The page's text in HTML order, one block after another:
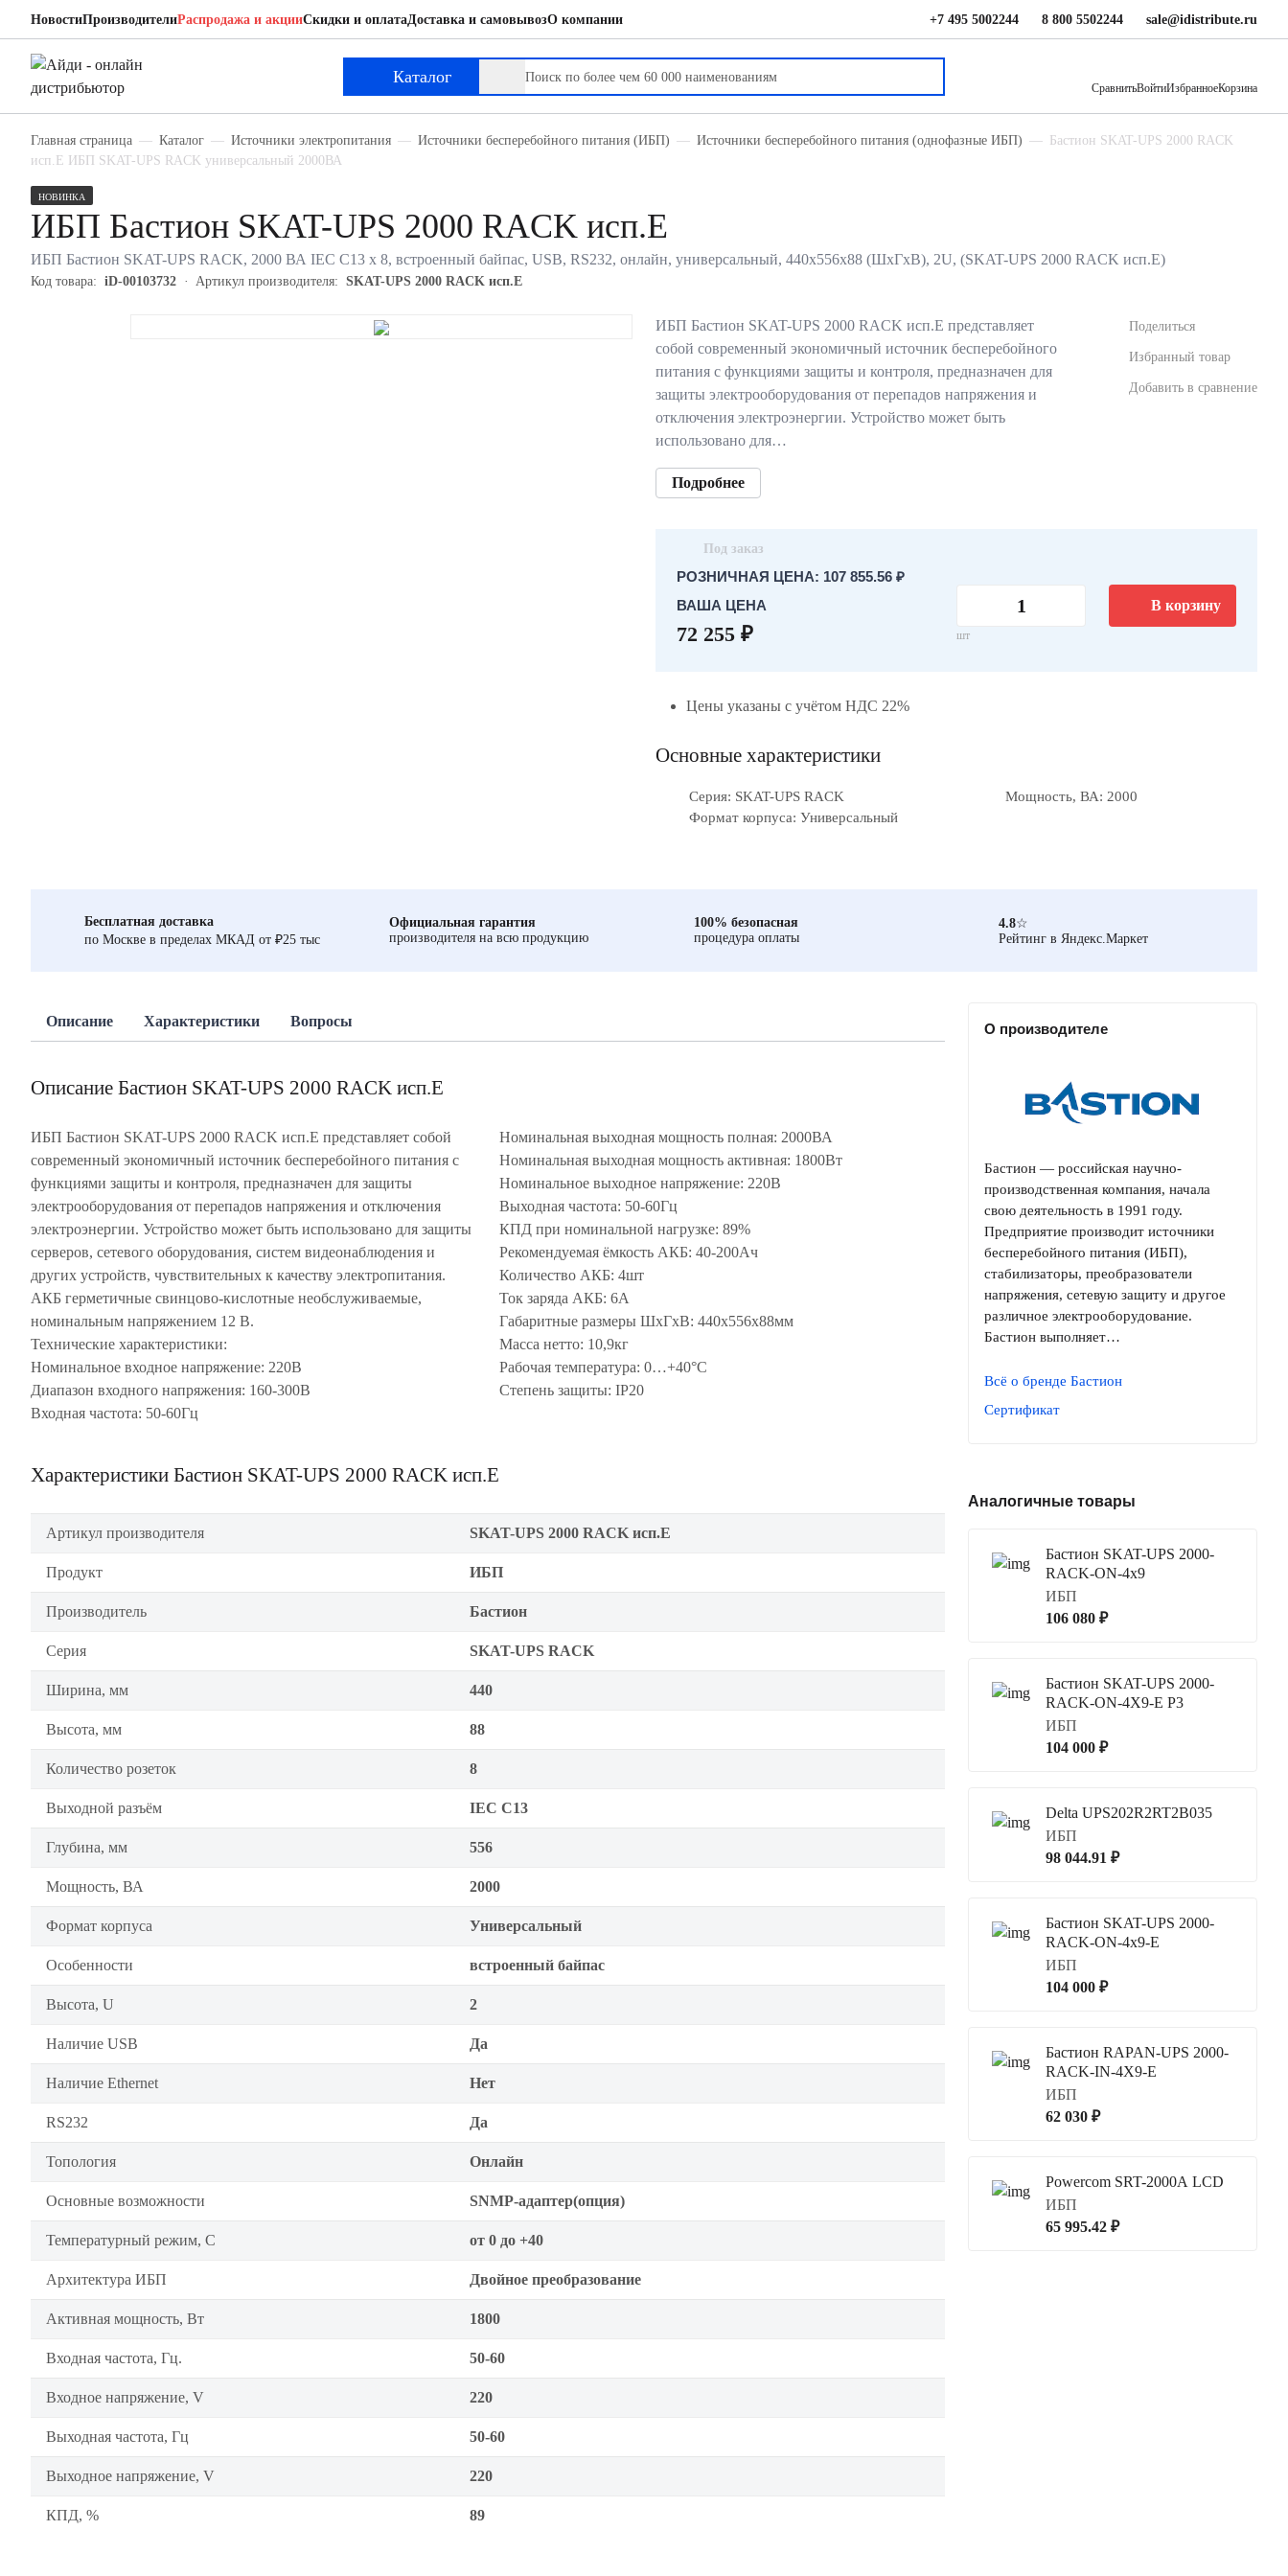
НовостиПроизводителиРаспродажа и акцииСкидки и оплатаДоставка и самовывозО компании +7 495 5002244 8 800 5502244 sale@idistribute.ru
Каталог
СравнитьВойтиИзбранноеКорзина
Главная страница Каталог Источники электропитания Источники бесперебойного питания (ИБП) Источники бесперебойного питания (однофазные ИБП)
Бастион SKAT-UPS 2000 RACK
исп.E ИБП SKAT-UPS RACK универсальный 2000ВА
НОВИНКА
ИБП Бастион SKAT-UPS 2000 RACK исп.E
ИБП Бастион SKAT-UPS RACK, 2000 ВА IEC С13 х 8, встроенный байпас, USB, RS232, онлайн, универсальный, 440х556х88 (ШхГхВ), 2U, (SKAT-UPS 2000 RACK исп.E)
Код товара: iD-00103732 Артикул производителя: SKAT-UPS 2000 RACK исп.E
ИБП Бастион SKAT-UPS 2000 RACK исп.E представляет
собой современный экономичный источник бесперебойного
питания с функциями защиты и контроля, предназначен для
защиты электрооборудования от перепадов напряжения и
отключения электроэнергии. Устройство может быть
использовано для…
Подробнее
Поделиться
Избранный товар
Добавить в сравнение
Под заказ
РОЗНИЧНАЯ ЦЕНА: 107 855.56 ₽
ВАША ЦЕНА
72 255 ₽ шт
В корзину
Цены указаны с учётом НДС 22%
Основные характеристики
Серия: SKAT-UPS RACK
Мощность, ВА: 2000
Формат корпуса: Универсальный
Бесплатная доставка
по Москве в пределах МКАД от ₽25 тыс
Официальная гарантия
производителя на всю продукцию
100% безопасная
процедура оплаты
4.8☆
Рейтинг в Яндекс.Маркет
Описание Характеристики Вопросы
Описание Бастион SKAT-UPS 2000 RACK исп.E
ИБП Бастион SKAT-UPS 2000 RACK исп.E представляет собой
современный экономичный источник бесперебойного питания с
функциями защиты и контроля, предназначен для защиты
электрооборудования от перепадов напряжения и отключения
электроэнергии. Устройство может быть использовано для защиты
серверов, сетевого оборудования, систем видеонаблюдения и
других устройств, чувствительных к качеству электропитания.
АКБ герметичные свинцово-кислотные необслуживаемые,
номинальным напряжением 12 В.
Технические характеристики:
Номинальное входное напряжение: 220В
Диапазон входного напряжения: 160-300В
Входная частота: 50-60Гц
Номинальная выходная мощность полная: 2000ВА
Номинальная выходная мощность активная: 1800Вт
Номинальное выходное напряжение: 220В
Выходная частота: 50-60Гц
КПД при номинальной нагрузке: 89%
Рекомендуемая ёмкость АКБ: 40-200Ач
Количество АКБ: 4шт
Ток заряда АКБ: 6А
Габаритные размеры ШхГхВ: 440х556х88мм
Масса нетто: 10,9кг
Рабочая температура: 0…+40°С
Степень защиты: IP20
Характеристики Бастион SKAT-UPS 2000 RACK исп.E
Артикул производителя SKAT-UPS 2000 RACK исп.E
Продукт ИБП
Производитель Бастион
Серия SKAT-UPS RACK
Ширина, мм 440
Высота, мм 88
Количество розеток 8
Выходной разъём IEC С13
Глубина, мм 556
Мощность, ВА 2000
Формат корпуса Универсальный
Особенности встроенный байпас
Высота, U 2
Наличие USB Да
Наличие Ethernet Нет
RS232 Да
Топология Онлайн
Основные возможности SNMP-адаптер(опция)
Температурный режим, C от 0 до +40
Архитектура ИБП Двойное преобразование
Активная мощность, Вт 1800
Входная частота, Гц. 50-60
Входное напряжение, V 220
Выходная частота, Гц 50-60
Выходное напряжение, V 220
КПД, % 89
О производителе
Бастион — российская научно-
производственная компания, начала
свою деятельность в 1991 году.
Предприятие производит источники
бесперебойного питания (ИБП),
стабилизаторы, преобразователи
напряжения, сетевую защиту и другое
различное электрооборудование.
Бастион выполняет…
Всё о бренде Бастион
Сертификат
Аналогичные товары
Бастион SKAT-UPS 2000-
RACK-ON-4x9
ИБП
106 080 ₽
Бастион SKAT-UPS 2000-
RACK-ON-4X9-E P3
ИБП
104 000 ₽
Delta UPS202R2RT2B035
ИБП
98 044.91 ₽
Бастион SKAT-UPS 2000-
RACK-ON-4x9-E
ИБП
104 000 ₽
Бастион RAPAN-UPS 2000-
RACK-IN-4X9-E
ИБП
62 030 ₽
Powercom SRT-2000A LCD
ИБП
65 995.42 ₽
Бастион SKAT-UPS 2000 RACK исп.E
ИБП